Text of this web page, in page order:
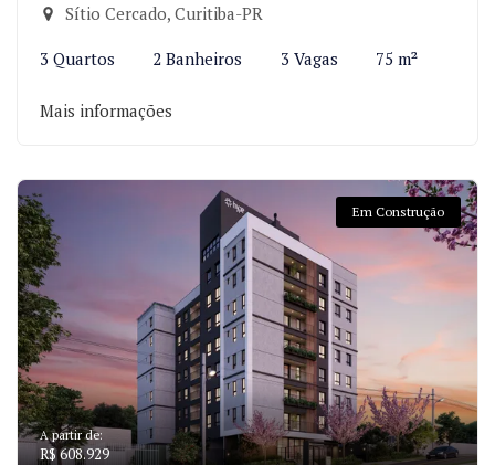
Sítio Cercado, Curitiba-PR
3 Quartos 2 Banheiros 3 Vagas 75 m²
Mais informações
Em Construção
A partir de:
R$ 608.929